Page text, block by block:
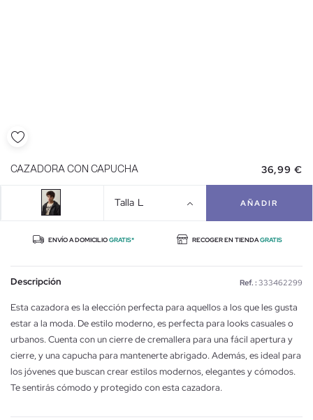
CAZADORA CON CAPUCHA 36,99 €
Talla L AÑADIR
ENVÍO A DOMICILIOGRATIS* RECOGER EN TIENDAGRATIS
Descripción Ref. : 333462299
Esta cazadora es la elección perfecta para aquellos a los que les gusta
estar a la moda. De estilo moderno, es perfecta para looks casuales o
urbanos. Cuenta con un cierre de cremallera para una fácil apertura y
cierre, y una capucha para mantenerte abrigado. Además, es ideal para
los jóvenes que buscan crear estilos modernos, elegantes y cómodos.
Te sentirás cómodo y protegido con esta cazadora.